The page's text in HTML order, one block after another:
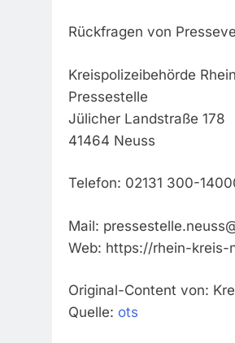
Rückfragen von
Kreispolizeibehörde
Pressestelle
Jülicher Landstraße 178
41464 Neuss
Telefon: 02131 300-
Mail:
Web: https://rhein-kreis-
Original-Content von:
Quelle: ots